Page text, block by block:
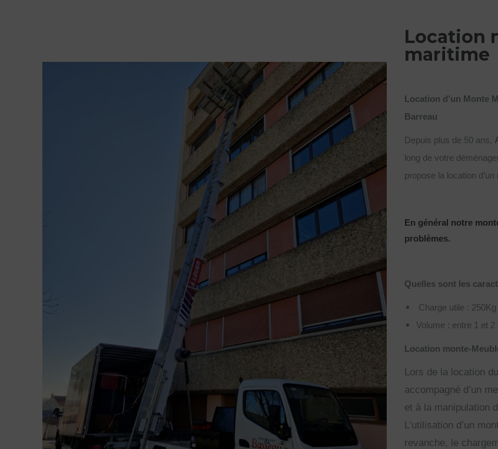
Location
maritime
Location d’un Monte
Barreau
Depuis plus de 50 ans,
long de votre
propose la location
En général notre
problèmes.
Quelles sont les
Charge utile : 250Kg
Volume : entre 1 et 2
Location monte-
Lors de la location
accompagné d’un
et à la manipulation
L’utilisation d’un
revanche, le